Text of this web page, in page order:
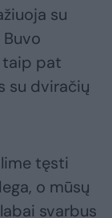
su
taip pat
su dviračių
tęsti
o mūsų
svarbus